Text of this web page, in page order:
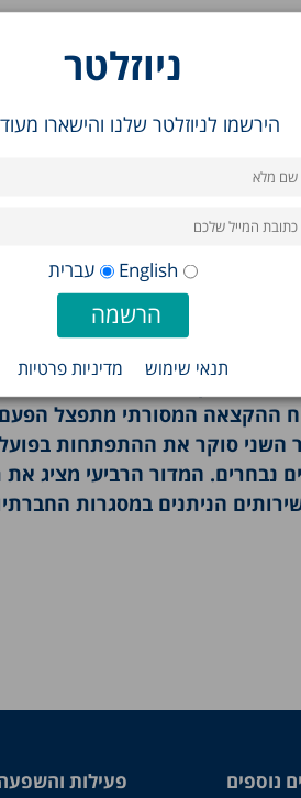
ניוזלטר
הירשמו לניוזלטר שלנו והישארו
English עברית
תנאי שימוש מדיניות פרטיות
ובמיוחד עם הפלסטינים.
השנה הקודמת, התחלפה
גם במישור הכלכלי, האווירה
אשר ככל הנראה טרם הביא לידי
כמובן, בסעיפים החברתיים.
ההקצאה המסורתי מתפצל הפעם
השני סוקר את ההתפתחות
נבחרים. המדור הרביעי מציג
הניתנים במסגרות
נוספים פעילות